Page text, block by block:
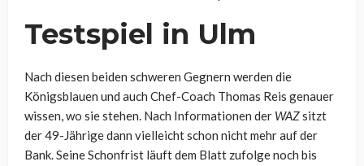
Testspiel in Ulm
Nach diesen beiden schweren Gegnern werden die
Königsblauen und auch Chef-Coach Thomas Reis genauer
wissen, wo sie stehen. Nach Informationen der WAZsitzt
der 49-Jährige dann vielleicht schon nicht mehr auf der
Bank. Seine Schonfrist läuft dem Blatt zufolge noch bis